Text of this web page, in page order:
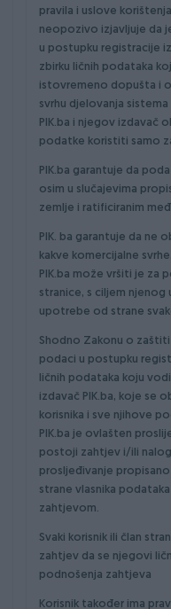
pravila i uslove
neopozivo izjavljuje da
u postupku registracije
zbirku ličnih podataka
istovremeno dopušta i
svrhu djelovanja
PIK.ba i njegov izdavač
podatke koristiti samo
PIK.ba garantuje da
osim u slučajevima
zemlje i ratificiranim
PIK. ba garantuje da ne
kakve komercijalne
PIK.ba može vršiti je za
stranice, s ciljem njenog
upotrebe od strane
Shodno Zakonu o
podaci u postupku
ličnih podataka koju
izdavač PIK.ba, koje se
korisnika i sve njihove
PIK.ba je ovlašten
postoji zahtjev i/ili
prosljeđivanje
strane vlasnika
zahtjevom.
Svaki korisnik ili član
zahtjev da se njegovi
podnošenja zahtjeva
Korisnik također ima